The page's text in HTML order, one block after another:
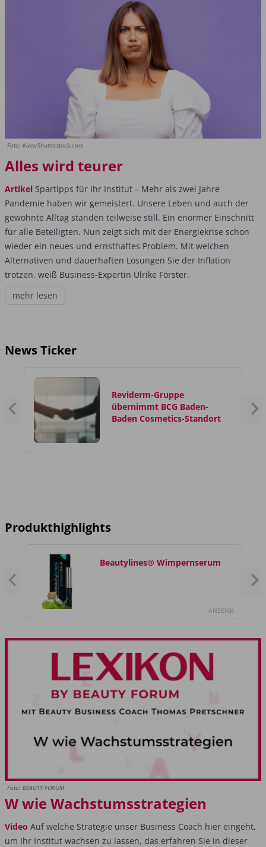
Foto: Kues/Shutterstock.com
Alles wird teurer
Artikel Spartipps für Ihr Institut – Mehr als zwei Jahre
Pandemie haben wir gemeistert. Unsere Leben und auch der
gewohnte Alltag standen teilweise still. Ein enormer Einschnitt
für alle Beteiligten. Nun zeigt sich mit der Energiekrise schon
wieder ein neues und ernsthaftes Problem. Mit welchen
Alternativen und dauerhaften Lösungen Sie der Inflation
trotzen, weiß Business-Expertin Ulrike Förster.
mehr lesen
News Ticker
Reviderm-Gruppe
übernimmt BCG Baden-
Baden Cosmetics-Standort
Produkthighlights
ANZEIGE
Beautylines® Wimpernserum
Foto: BEAUTY FORUM
W wie Wachstumsstrategien
Video Auf welche Strategie unser Business Coach hier eingeht,
um Ihr Institut wachsen zu lassen, das erfahren Sie in dieser